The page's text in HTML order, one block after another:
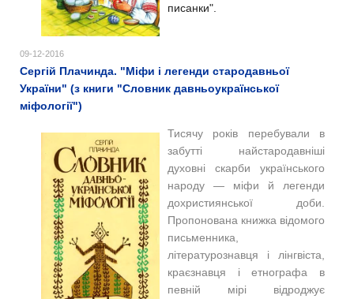
писанки".
09-12-2016
Сергій Плачинда. "Міфи і легенди стародавньої
України" (з книги "Словник давньоукраїнської
міфології")
Тисячу років перебували в
забутті найстародавніші
духовні скарби українського
народу — міфи й легенди
дохристиянської доби.
Пропонована книжка відомого
письменника,
літературознавця і лінгвіста,
краєзнавця і етнографа в
певній мірі відроджує